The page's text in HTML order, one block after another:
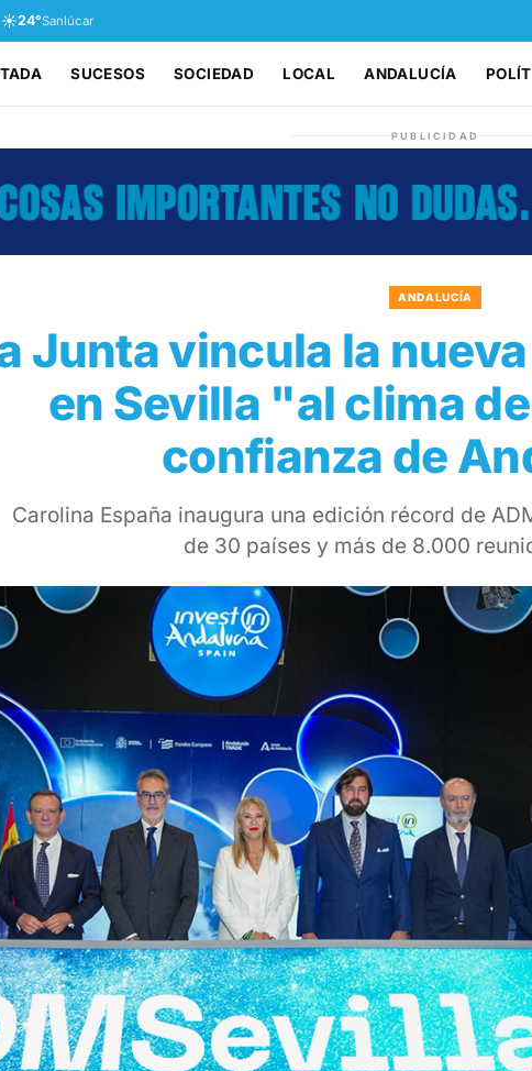
☀️24°Sanlúcar
SUCESOS SOCIEDAD LOCAL ANDALUCÍA
PUBLICIDAD
ANDALUCÍA
Junta vincula la
en Sevilla "al clima
confianza de
Carolina España inaugura una edición récord de
de 30 países y más de 8.000